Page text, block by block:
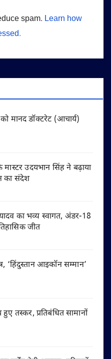
spam. Learn how
मानद डॉक्टरेट (आचार्य)
उदयभान सिंह ने बढ़ाया
का संदेश
का भव्य स्वागत, अंडर-18
जीत
‘हिंदुस्तान आइकॉन सम्मान’
तस्कर, प्रतिबंधित सामानों